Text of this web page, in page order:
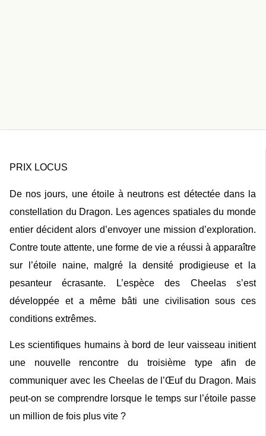
PRIX LOCUS
De nos jours, une étoile à neutrons est détectée dans la
constellation du Dragon. Les agences spatiales du monde
entier décident alors d’envoyer une mission d’exploration.
Contre toute attente, une forme de vie a réussi à apparaître
sur l’étoile naine, malgré la densité prodigieuse et la
pesanteur écrasante. L’espèce des Cheelas s’est
développée et a même bâti une civilisation sous ces
conditions extrêmes.
Les scientifiques humains à bord de leur vaisseau initient
une nouvelle rencontre du troisième type afin de
communiquer avec les Cheelas de l’Œuf du Dragon. Mais
peut-on se comprendre lorsque le temps sur l’étoile passe
un million de fois plus vite ?